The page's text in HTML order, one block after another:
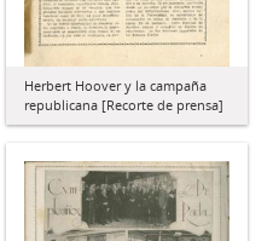
Herbert Hoover y la campaña
republicana [Recorte de prensa]